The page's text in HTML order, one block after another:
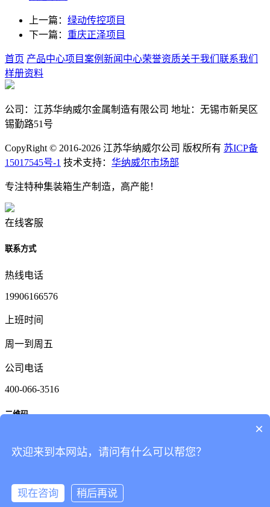
上一篇： 绿动传控项目
下一篇： 重庆正泽项目
首页 产品中心项目案例 新闻中心荣誉资质关于我们 联系我们
样册资料
公司：江苏华纳威尔金属制造有限公司 地址：无锡市新吴区
锡勤路51号
CopyRight © 2016-2026 江苏华纳威尔公司 版权所有 苏ICP备
15017545号-1 技术支持： 华纳威尔市场部
专注特种集装箱生产制造，高产能！
在线客服
联系方式
热线电话
19906166576
上班时间
周一到周五
公司电话
400-066-3516
二维码
在线客服
产品中心
×
欢迎来到本网站，请问有什么可以帮您？
现在咨询 稍后再说